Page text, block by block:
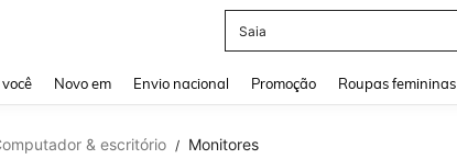
Calça Jeans Feminina
Novo em Envio nacional Promoção Roupas femininas
& escritório / Monitores